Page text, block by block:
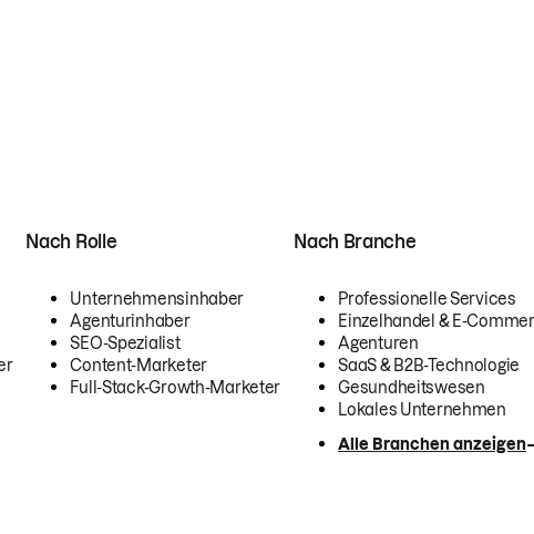
Nach Rolle
Unternehmensinhaber
Agenturinhaber
SEO-Spezialist
Content-Marketer
Full-Stack-Growth-Marketer
Nach Branche
Professionelle Services
Einzelhandel & E-
Agenturen
SaaS & B2B-Technologie
Gesundheitswesen
Lokales Unternehmen
Alle Branchen anzeigen